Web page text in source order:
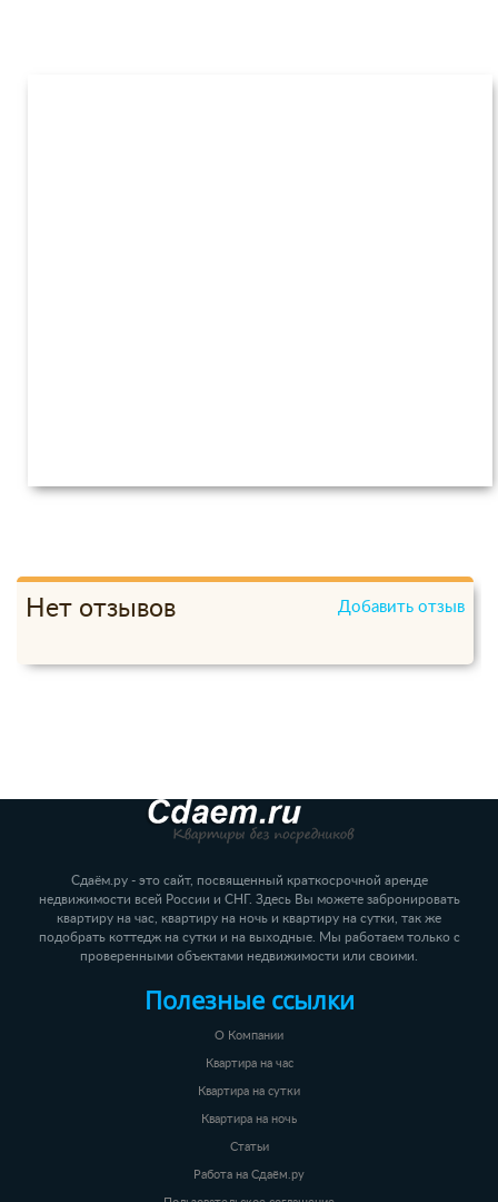
Нет отзывов Добавить отзыв
Сдаём.ру - это сайт, посвященный краткосрочной аренде
недвижимости всей России и СНГ. Здесь Вы можете забронировать
квартиру на час, квартиру на ночь и квартиру на сутки, так же
подобрать коттедж на сутки и на выходные. Мы работаем только с
проверенными объектами недвижимости или своими.
Полезные ссылки
О Компании
Квартира на час
Квартира на сутки
Квартира на ночь
Статьи
Работа на Сдаём.ру